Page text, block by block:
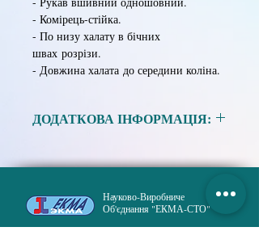
- Комірець-стійка.
- По низу халату в бічних
швах розрізи.
- Довжина халата до середини коліна.
ДОДАТКОВА ІНФОРМАЦІЯ:
асортименті.
Розмір:96, 100, 104, 108, 112, 116,
120.
Науково-Виробниче
Об'єднання "ЕКМА-СТО"